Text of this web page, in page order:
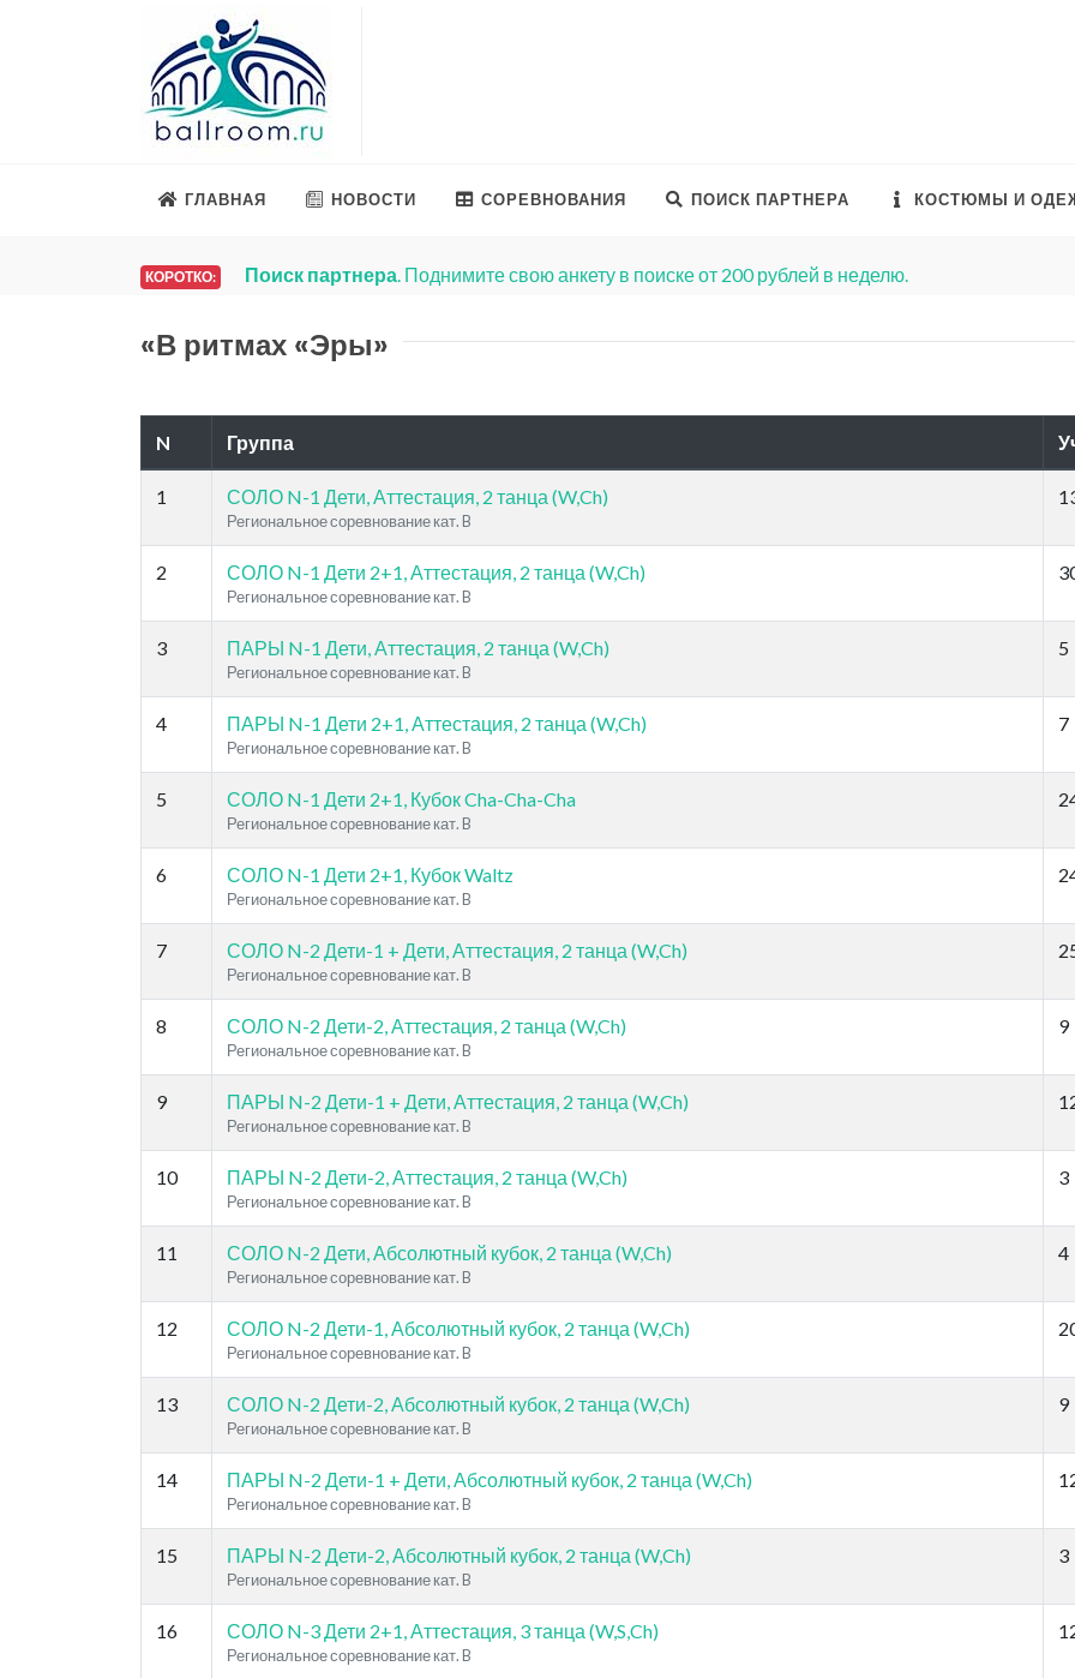
ГЛАВНАЯ НОВОСТИ СОРЕВНОВАНИЯ ПОИСК ПАРТНЕРА КОСТЮМЫ И
КОРОТКО: Поиск партнера. Поднимите свою анкету в поиске от 200 рублей в неделю.
«В ритмах «Эры»
N Группа
1 СОЛО N-1 Дети, Аттестация, 2 танца (W,Ch)
Региональное соревнование кат. B
2 СОЛО N-1 Дети 2+1, Аттестация, 2 танца (W,Ch)
Региональное соревнование кат. B
3 ПАРЫ N-1 Дети, Аттестация, 2 танца (W,Ch)
Региональное соревнование кат. B
5
4 ПАРЫ N-1 Дети 2+1, Аттестация, 2 танца (W,Ch)
Региональное соревнование кат. B
7
5 СОЛО N-1 Дети 2+1, Кубок Cha-Cha-Cha
Региональное соревнование кат. B
6 СОЛО N-1 Дети 2+1, Кубок Waltz
Региональное соревнование кат. B
7 СОЛО N-2 Дети-1 + Дети, Аттестация, 2 танца (W,Ch)
Региональное соревнование кат. B
8 СОЛО N-2 Дети-2, Аттестация, 2 танца (W,Ch)
Региональное соревнование кат. B
9
9 ПАРЫ N-2 Дети-1 + Дети, Аттестация, 2 танца (W,Ch)
Региональное соревнование кат. B
10 ПАРЫ N-2 Дети-2, Аттестация, 2 танца (W,Ch)
Региональное соревнование кат. B
3
11 СОЛО N-2 Дети, Абсолютный кубок, 2 танца (W,Ch)
Региональное соревнование кат. B
4
12 СОЛО N-2 Дети-1, Абсолютный кубок, 2 танца (W,Ch)
Региональное соревнование кат. B
13 СОЛО N-2 Дети-2, Абсолютный кубок, 2 танца (W,Ch)
Региональное соревнование кат. B
9
14 ПАРЫ N-2 Дети-1 + Дети, Абсолютный кубок, 2 танца (W,Ch)
Региональное соревнование кат. B
15 ПАРЫ N-2 Дети-2, Абсолютный кубок, 2 танца (W,Ch)
Региональное соревнование кат. B
3
16 СОЛО N-3 Дети 2+1, Аттестация, 3 танца (W,S,Ch)
Региональное соревнование кат. B